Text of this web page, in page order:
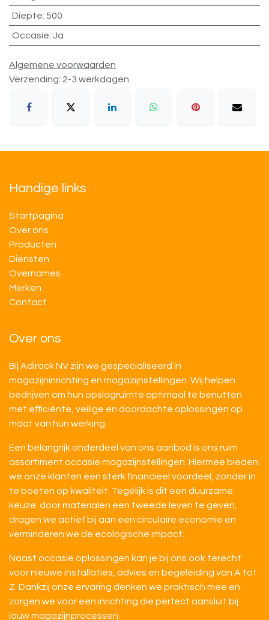
Diepte: 500
Occasie: Ja
Algemene voorwaarden
Verzending: 2-3 werkdagen
Handige links
Startpagina
Over ons
Producten
Diensten
Overnames
M​​erken
Contact
Over ons
Bij Adirack NV zijn we gespecialiseerd in
magazijninrichting en magazijnstellingen. Wij helpen
bedrijven om hun opslagruimte optimaal te benutten
met efficiënte, veilige en doordachte oplossingen op
maat van hun werking.
Een belangrijk onderdeel van ons aanbod is ons ruim
assortiment occasie magazijnstellingen. Hiermee bieden
we onze klanten een sterk financieel voordeel, zonder in
te boeten op kwaliteit. Tegelijk is dit een duurzame
keuze: door materialen een tweede leven te geven,
dragen we actief bij aan een circulaire economie en
verminderen we de ecologische impact.
Naast occasie oplossingen kan je bij ons ook terecht
voor nieuwe installaties, advies en begeleiding van A tot
Z. Dankzij onze ervaring denken we praktisch mee en
zorgen we voor een inrichting die perfect aansluit bij
jouw magazijnprocessen.